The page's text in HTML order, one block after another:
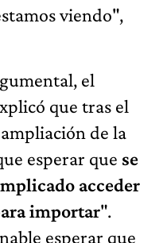
viendo",
el
que tras el
de la
esperar que se
acceder
importar".
esperar que